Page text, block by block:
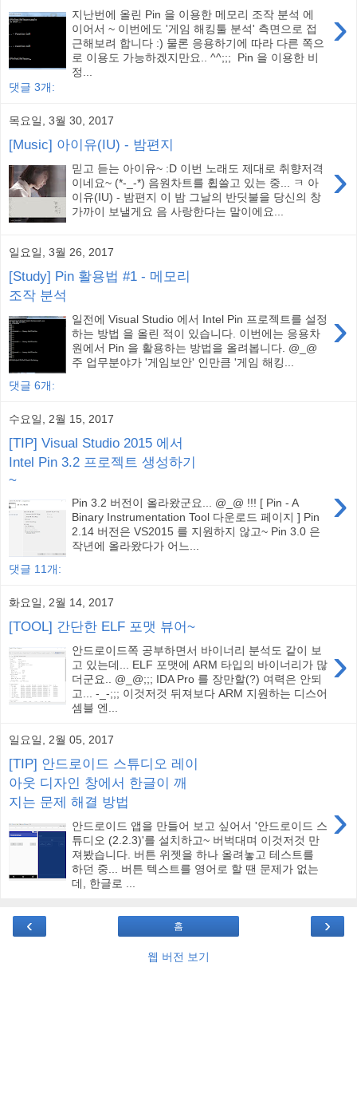
›
지난번에 올린 Pin 을 이용한 메모리 조작 분석 에
이어서 ~ 이번에도 '게임 해킹툴 분석' 측면으로 접
근해보려 합니다 :) 물론 응용하기에 따라 다른 쪽으
로 이용도 가능하겠지만요.. ^^;;; Pin 을 이용한 비
정...
댓글 3개:
목요일, 3월 30, 2017
[Music] 아이유(IU) - 밤편지
›
믿고 듣는 아이유~ :D 이번 노래도 제대로 취향저격
이네요~ (*-_-*) 음원차트를 휩쓸고 있는 중... ㅋ 아
이유(IU) - 밤편지 이 밤 그날의 반딧불을 당신의 창
가까이 보낼게요 음 사랑한다는 말이에요...
일요일, 3월 26, 2017
[Study] Pin 활용법 #1 - 메모리
조작 분석
›
일전에 Visual Studio 에서 Intel Pin 프로젝트를 설정
하는 방법 을 올린 적이 있습니다. 이번에는 응용차
원에서 Pin 을 활용하는 방법을 올려봅니다. @_@
주 업무분야가 '게임보안' 인만큼 '게임 해킹...
댓글 6개:
수요일, 2월 15, 2017
[TIP] Visual Studio 2015 에서
Intel Pin 3.2 프로젝트 생성하기
~
›
Pin 3.2 버전이 올라왔군요... @_@ !!! [ Pin - A
Binary Instrumentation Tool 다운로드 페이지 ] Pin
2.14 버전은 VS2015 를 지원하지 않고~ Pin 3.0 은
작년에 올라왔다가 어느...
댓글 11개:
화요일, 2월 14, 2017
[TOOL] 간단한 ELF 포맷 뷰어~
›
안드로이드쪽 공부하면서 바이너리 분석도 같이 보
고 있는데... ELF 포맷에 ARM 타입의 바이너리가 많
더군요.. @_@;;; IDA Pro 를 장만할(?) 여력은 안되
고... -_-;;; 이것저것 뒤져보다 ARM 지원하는 디스어
셈블 엔...
일요일, 2월 05, 2017
[TIP] 안드로이드 스튜디오 레이
아웃 디자인 창에서 한글이 깨
지는 문제 해결 방법
›
안드로이드 앱을 만들어 보고 싶어서 '안드로이드 스
튜디오 (2.2.3)'를 설치하고~ 버벅대며 이것저것 만
져봤습니다. 버튼 위젯을 하나 올려놓고 테스트를
하던 중... 버튼 텍스트를 영어로 할 땐 문제가 없는
데, 한글로 ...
‹ ›
홈
웹 버전 보기